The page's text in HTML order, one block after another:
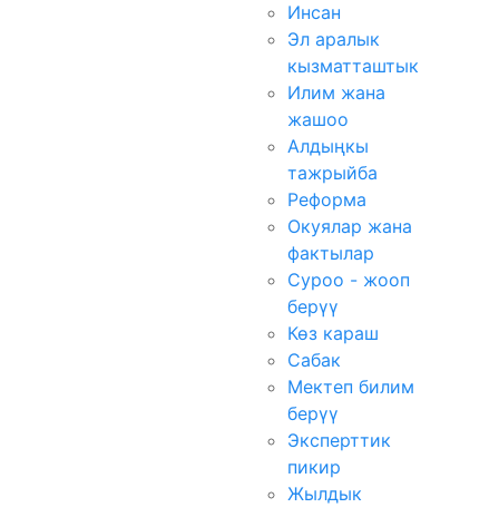
Инсан
Эл аралык
кызматташтык
Илим жана
жашоо
Алдыңкы
тажрыйба
Реформа
Окуялар жана
фактылар
Суроо - жооп
берүү
Көз караш
Сабак
Мектеп билим
берүү
Эксперттик
пикир
Жылдык